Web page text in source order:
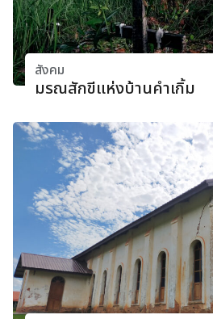
สังคม
มรณสักขีแห่งบ้านคําเกิ้ม